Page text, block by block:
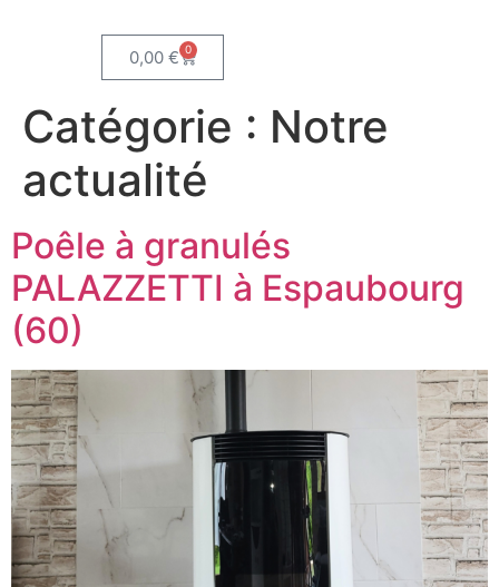
0,00€ 0
Catégorie : Notre
actualité
Poêle à granulés
PALAZZETTI à Espaubourg
(60)